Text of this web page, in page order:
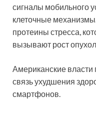
сигналы мобильного
клеточные
протеины стресса,
вызывают рост
Американские
связь ухудшения
смартфонов.